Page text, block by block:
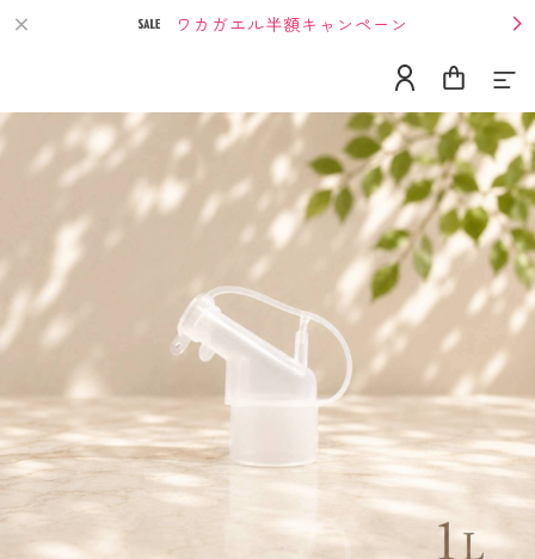
ワカガエル半額キャンペーン
Home
About
Contact
Category